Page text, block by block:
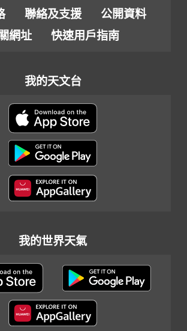
聯絡及支援
公開資料
網址
快速用戶指南
我的天文台
我的世界天氣